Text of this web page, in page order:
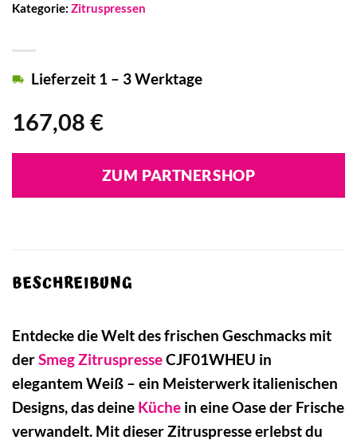
167,08 €
Lieferzeit 1 – 3 Werktage
ZUM PARTNERSHOP
Kategorie: Zitruspressen
BESCHREIBUNG
Entdecke die Welt des frischen Geschmacks mit
derSmeg ZitruspresseCJF01WHEU in
elegantem Weiß – ein Meisterwerk italienischen
Designs, das deine Küche in eine Oase der Frische
verwandelt. Mit dieser Zitruspresse erlebst du